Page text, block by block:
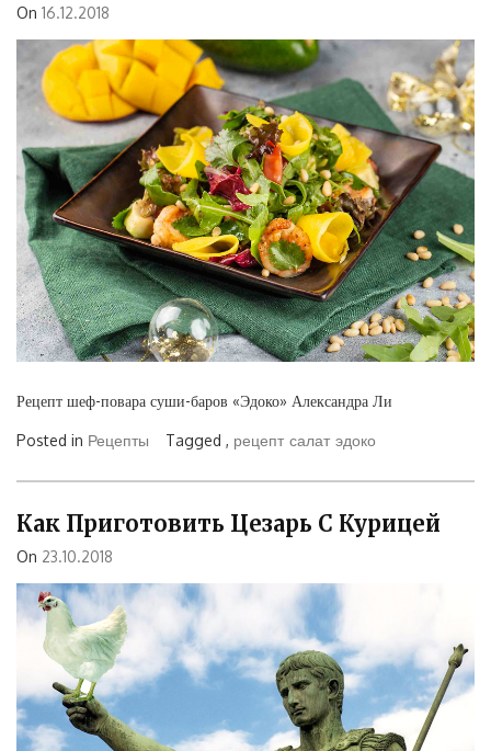
On 16.12.2018
Рецепт шеф-повара суши-баров «Эдоко» Александра Ли
Posted in Рецепты Tagged , рецепт салат эдоко
Как Приготовить Цезарь С Курицей
On 23.10.2018